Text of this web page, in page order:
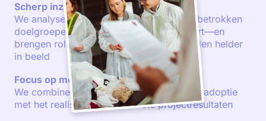
Scherp inzicht als vertrekpunt
We analyseren het gewenste gedrag, de betrokken
doelgroepen en wat er voor hen verandert—en
brengen rollen, risico’s en randvoorwaarden helder
in beeld
Focus op mensen én resultaat
We combineren aandacht voor gedrag en adoptie
met het realiseren van concrete projectresultaten